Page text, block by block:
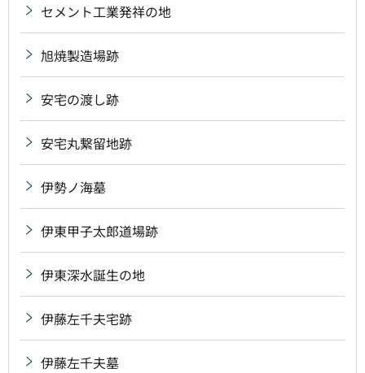
セメント工業発祥の地
旭焼製造場跡
安宅の渡し跡
安宅丸繋留地跡
伊勢ノ海墓
伊東甲子太郎道場跡
伊東深水誕生の地
伊藤左千夫宅跡
伊藤左千夫墓